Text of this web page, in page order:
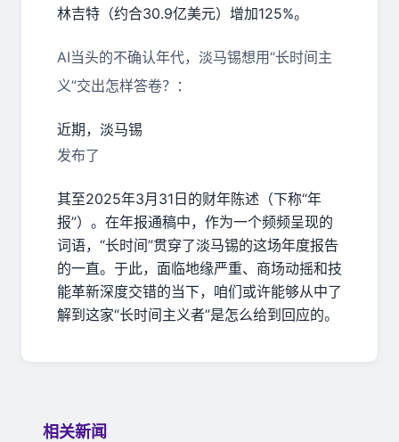
林吉特（约合30.9亿美元）增加125%。
AI当头的不确认年代，淡马锡想用“长时间主
义”交出怎样答卷？：
近期，淡马锡
发布了
其至2025年3月 31 日的财年陈述（下称“年
报”）。在年报通稿中，作为一个频频呈现的
词语，“长时间”贯穿了淡马锡的这场年度报告
的一直。于此，面临地缘严重、商场动摇和技
能革新深度交错的当下，咱们或许能够从中了
解到这家“长时间主义者”是怎么给到回应的。
相关新闻